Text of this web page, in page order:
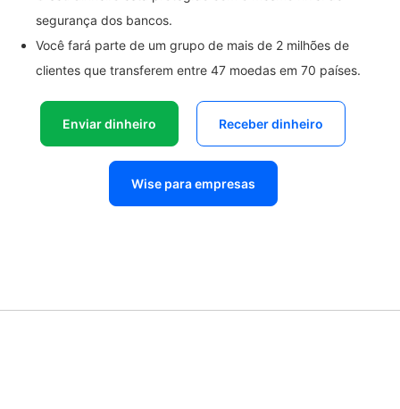
segurança dos bancos.
Você fará parte de um grupo de mais de 2 milhões de
clientes que transferem entre 47 moedas em 70 países.
Enviar dinheiro Receber dinheiro
Wise para empresas